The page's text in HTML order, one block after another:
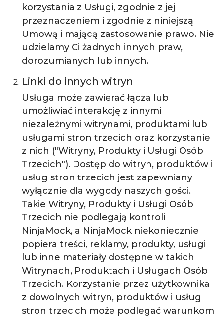
korzystania z Usługi, zgodnie z jej
przeznaczeniem i zgodnie z niniejszą
Umową i mającą zastosowanie prawo. Nie
udzielamy Ci żadnych innych praw,
dorozumianych lub innych.
Linki do innych witryn
Usługa może zawierać łącza lub
umożliwiać interakcję z innymi
niezależnymi witrynami, produktami lub
usługami stron trzecich oraz korzystanie
z nich ("Witryny, Produkty i Usługi Osób
Trzecich"). Dostęp do witryn, produktów i
usług stron trzecich jest zapewniany
wyłącznie dla wygody naszych gości.
Takie Witryny, Produkty i Usługi Osób
Trzecich nie podlegają kontroli
NinjaMock, a NinjaMock niekoniecznie
popiera treści, reklamy, produkty, usługi
lub inne materiały dostępne w takich
Witrynach, Produktach i Usługach Osób
Trzecich. Korzystanie przez użytkownika
z dowolnych witryn, produktów i usług
stron trzecich może podlegać warunkom